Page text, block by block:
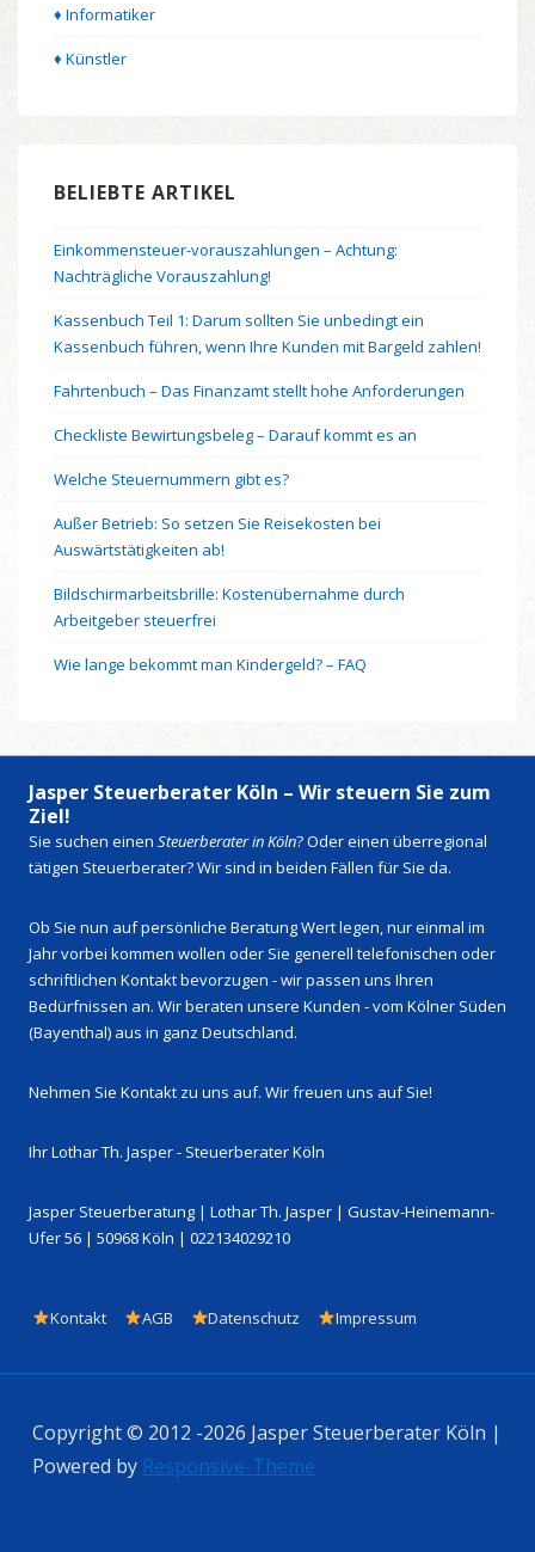
♦ Informatiker
♦ Künstler
BELIEBTE ARTIKEL
Einkommensteuer-vorauszahlungen – Achtung:
Nachträgliche Vorauszahlung!
Kassenbuch Teil 1: Darum sollten Sie unbedingt ein
Kassenbuch führen, wenn Ihre Kunden mit Bargeld zahlen!
Fahrtenbuch – Das Finanzamt stellt hohe Anforderungen
Checkliste Bewirtungsbeleg – Darauf kommt es an
Welche Steuernummern gibt es?
Außer Betrieb: So setzen Sie Reisekosten bei
Auswärtstätigkeiten ab!
Bildschirmarbeitsbrille: Kostenübernahme durch
Arbeitgeber steuerfrei
Wie lange bekommt man Kindergeld? – FAQ
Jasper Steuerberater Köln – Wir steuern Sie zum
Ziel!
Sie suchen einen Steuerberater in Köln? Oder einen überregional
tätigen Steuerberater? Wir sind in beiden Fällen für Sie da.
Ob Sie nun auf persönliche Beratung Wert legen, nur einmal im
Jahr vorbei kommen wollen oder Sie generell telefonischen oder
schriftlichen Kontakt bevorzugen - wir passen uns Ihren
Bedürfnissen an. Wir beraten unsere Kunden - vom Kölner Süden
(Bayenthal) aus in ganz Deutschland.
Nehmen Sie Kontakt zu uns auf. Wir freuen uns auf Sie!
Ihr Lothar Th. Jasper - Steuerberater Köln
Jasper Steuerberatung | Lothar Th. Jasper | Gustav-Heinemann-
Ufer 56 | 50968 Köln | 022134029210
Footer-
Menü
Kontakt AGB Datenschutz Impressum
Copyright © 2012 -2026 Jasper Steuerberater Köln |
Powered by Responsive-Theme